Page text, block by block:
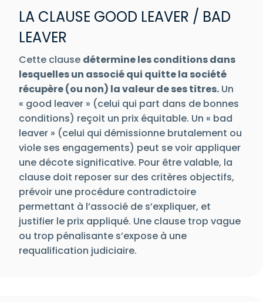
LA CLAUSE GOOD LEAVER / BAD
LEAVER
Cette clause détermine les conditions dans
lesquelles un associé qui quitte la société
récupère (ou non) la valeur de ses titres. Un
« good leaver » (celui qui part dans de bonnes
conditions) reçoit un prix équitable. Un « bad
leaver » (celui qui démissionne brutalement ou
viole ses engagements) peut se voir appliquer
une décote significative. Pour être valable, la
clause doit reposer sur des critères objectifs,
prévoir une procédure contradictoire
permettant à l’associé de s’expliquer, et
justifier le prix appliqué. Une clause trop vague
ou trop pénalisante s’expose à une
requalification judiciaire.